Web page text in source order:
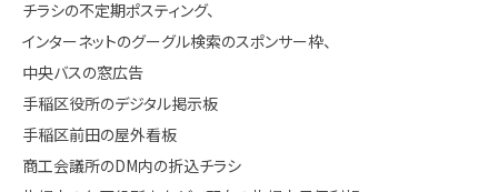
チラシの不定期ポスティング、
インターネットのグーグル検索のスポンサー枠、
中央バスの窓広告
手稲区役所のデジタル掲示板
手稲区前田の屋外看板
商工会議所のDM内の折込チラシ